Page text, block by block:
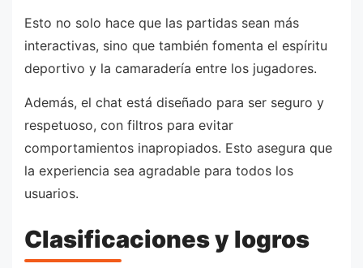
Esto no solo hace que las partidas sean más
interactivas, sino que también fomenta el espíritu
deportivo y la camaradería entre los jugadores.
Además, el chat está diseñado para ser seguro y
respetuoso, con filtros para evitar
comportamientos inapropiados. Esto asegura que
la experiencia sea agradable para todos los
usuarios.
Clasificaciones y logros